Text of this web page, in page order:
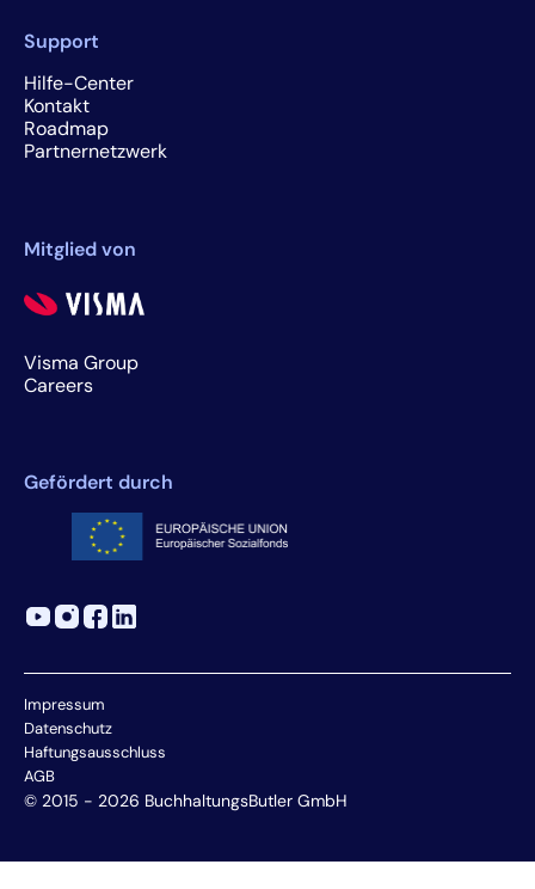
Support
Hilfe-Center
Kontakt
Roadmap
Partnernetzwerk
Mitglied von
Visma Group
Careers
Gefördert durch
Impressum
Datenschutz
Haftungsausschluss
AGB
© 2015 - 2026 BuchhaltungsButler GmbH